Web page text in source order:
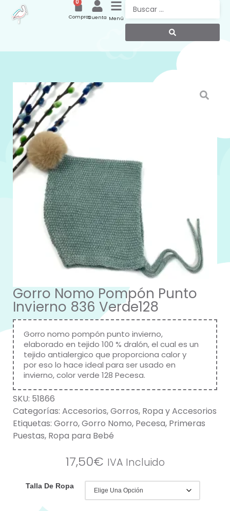
Menú
Cuenta
0
Compras
Gorro Nomo Pompón Punto
Invierno 836 Verde128
Gorro nomo pompón punto invierno,
elaborado en tejido 100 % dralón, el cual es un
tejido antialergico que proporciona calor y
por eso lo hace ideal para ser usado en
invierno, color verde 128 Pecesa.
SKU: 51866
Categorías: Accesorios,Gorros, Ropa y Accesorios
Etiquetas: Gorro,Gorro Nomo, Pecesa, Primeras
Puestas, Ropa para Bebé
17,50€ IVA Incluido
Talla De Ropa